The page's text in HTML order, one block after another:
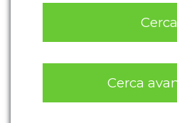
Cerca
Cerca